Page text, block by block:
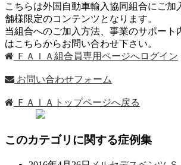
こちらは外国自動車輸入協同組合にご加
舗様限定のコンテンツとなります。
当組合へのご加入方法、事業のサポート
はこちらからお問い合わせ下さい。
ＦＡＩＡ組合員専用ページへログイン
お問い合わせフォーム
ＦＡＩＡトップページへ戻る
このカテゴリに関する症例集